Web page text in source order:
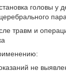
головы у
травм и
не